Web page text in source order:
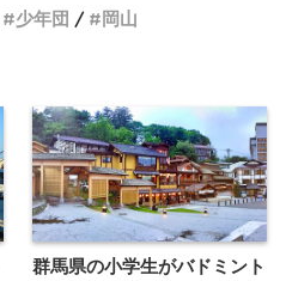
少年団 岡山
群馬県の小学生がバドミント